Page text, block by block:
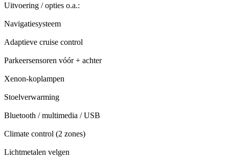
Uitvoering / opties o.a.:
Navigatiesysteem
Adaptieve cruise control
Parkeersensoren vóór + achter
Xenon-koplampen
Stoelverwarming
Bluetooth / multimedia / USB
Climate control (2 zones)
Lichtmetalen velgen